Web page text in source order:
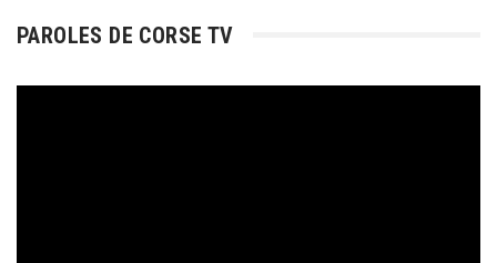
PAROLES DE CORSE TV